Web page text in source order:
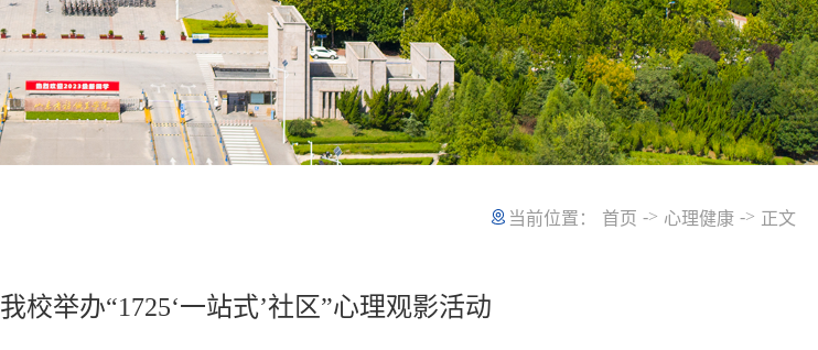
当前位置： 首页 -> 心理健康 -> 正文
我校举办“1725‘一站式’社区”心理观影活动